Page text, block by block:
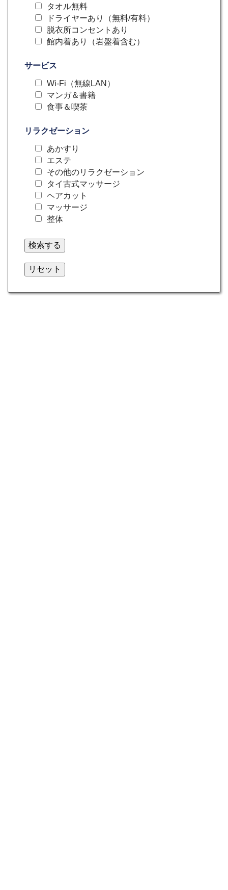
タオル無料
ドライヤーあり（無料/有料）
脱衣所コンセントあり
館内着あり（岩盤着含む）
サービス
Wi-Fi（無線LAN）
マンガ＆書籍
食事＆喫茶
リラクゼーション
あかすり
エステ
その他のリラクゼーション
タイ古式マッサージ
ヘアカット
マッサージ
整体